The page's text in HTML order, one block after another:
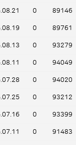
0 89146
0 89761
0 93279
0 94049
0 94020
0 93212
0 93399
0 91483